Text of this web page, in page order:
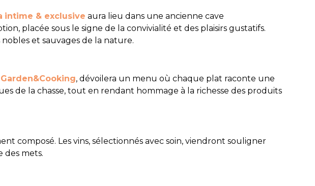
intime & exclusive aura lieu dans une ancienne cave
placée sous le signe de la convivialité et des plaisirs gustatifs.
et sauvages de la nature.
Garden&Cooking, dévoilera un menu où chaque plat raconte une
de la chasse, tout en rendant hommage à la richesse des produits
composé. Les vins, sélectionnés avec soin, viendront souligner
des mets.